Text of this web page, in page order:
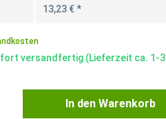
13,23 € *
versandfertig (Lieferzeit ca. 1-3
In den Warenkorb